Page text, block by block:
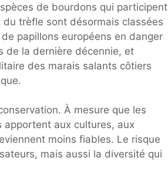
de bourdons qui participent
trèfle sont désormais classées
papillons européens en danger
de la dernière décennie, et
des marais salants côtiers
À mesure que les
apportent aux cultures, aux
moins fiables. Le risque
mais aussi la diversité qui